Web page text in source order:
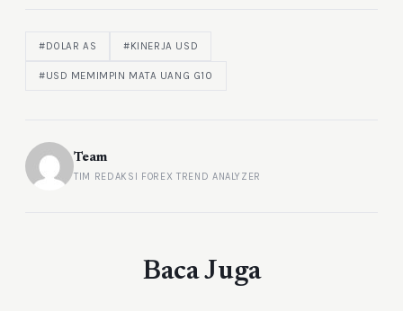
#DOLAR AS #KINERJA USD
#USD MEMIMPIN MATA UANG G10
Team
TIM REDAKSI FOREX TREND ANALYZER
Baca Juga